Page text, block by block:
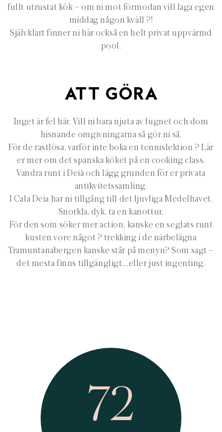
fullt utrustat kök – om ni mot förmodan vill laga egen
middag någon kväll ?!
Självklart finner ni här också en helt privat uppvärmd
pool.
ATT GÖRA
Inget är fel här. Vill ni bara njuta av lugnet och dom
hisnande omgivningarna så gör ni så.
För de rastlösa, varför inte boka en tennislektion ? Lär
er mer om det spanska köket på en cooking class.
Vandra runt i Deià och lägg grunden för er privata
antikvitetssamling.
I Cala Deia har ni tillgång till det ljuvliga Medelhavet.
Snorkla, dyk, ta en kanottur.
För den som söker mer action, kanske en seglats runt
kusten vore något ? trekking i de närbelägna
Tramuntanabergen kanske står på menyn? Som sagt –
det mesta finns tillgängligt….eller just ingenting.
72